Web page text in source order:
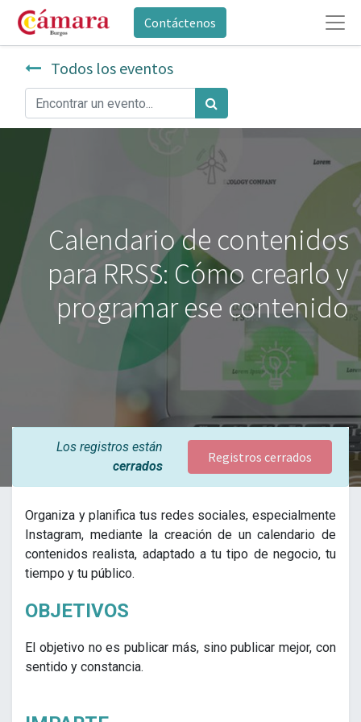
Contáctenos
Todos los eventos
Calendario de contenidos
para RRSS: Cómo crearlo y
programar ese contenido
Los registros están
cerrados
Registros cerrados
Organiza y planifica tus redes sociales, especialmente
Instagram, mediante la creación de un calendario de
contenidos realista, adaptado a tu tipo de negocio, tu
tiempo y tu público.
OBJETIVOS
El objetivo no es publicar más, sino publicar mejor, con
sentido y constancia.